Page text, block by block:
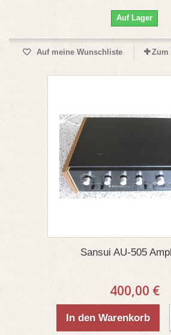
Auf Lager
Auf meine Wunschliste Zum
Sansui AU-505
400,00 €
In den Warenkorb